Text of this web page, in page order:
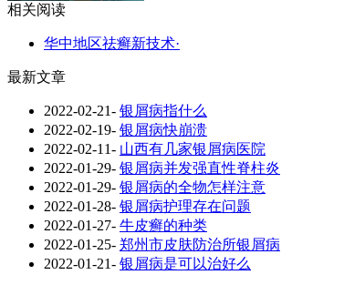
相关阅读
华中地区祛癣新技术·
最新文章
2022-02-21- 银屑病指什么
2022-02-19- 银屑病快崩溃
2022-02-11- 山西有几家银屑病医院
2022-01-29- 银屑病并发强直性脊柱炎
2022-01-29- 银屑病的全物怎样注意
2022-01-28- 银屑病护理存在问题
2022-01-27- 牛皮癣的种类
2022-01-25- 郑州市皮肤防治所银屑病
2022-01-21- 银屑病是可以治好么